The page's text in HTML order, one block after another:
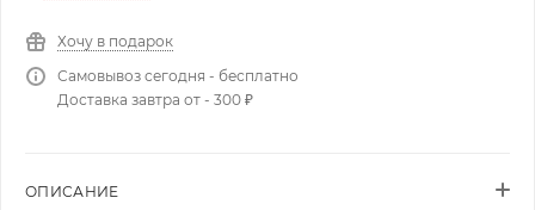
Хочу в подарок
Самовывоз сегодня - бесплатно
Доставка завтра от - 300 ₽
ОПИСАНИЕ